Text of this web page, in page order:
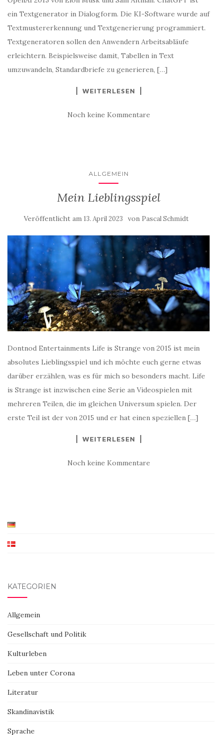
ein Textgenerator in Dialogform. Die KI-Software wurde auf
Textmustererkennung und Textgenerierung programmiert.
Textgeneratoren sollen den Anwendern Arbeitsabläufe
erleichtern. Beispielsweise damit, Tabellen in Text
umzuwandeln, Standardbriefe zu generieren, […]
WEITERLESEN
Noch keine Kommentare
ALLGEMEIN
Mein Lieblingsspiel
Veröffentlicht am 13. April 2023 von Pascal Schmidt
Dontnod Entertainments Life is Strange von 2015 ist mein
absolutes Lieblingsspiel und ich möchte euch gerne etwas
darüber erzählen, was es für mich so besonders macht. Life
is Strange ist inzwischen eine Serie an Videospielen mit
mehreren Teilen, die im gleichen Universum spielen. Der
erste Teil ist der von 2015 und er hat einen speziellen […]
WEITERLESEN
Noch keine Kommentare
KATEGORIEN
Allgemein
Gesellschaft und Politik
Kulturleben
Leben unter Corona
Literatur
Skandinavistik
Sprache